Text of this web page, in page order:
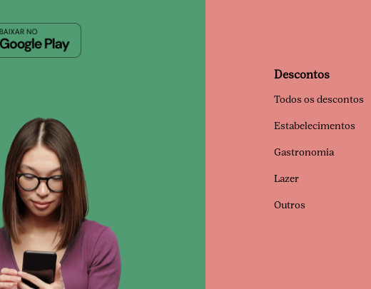
Descontos
Todos os descontos
Estabelecimentos
Gastronomia
Lazer
Outros